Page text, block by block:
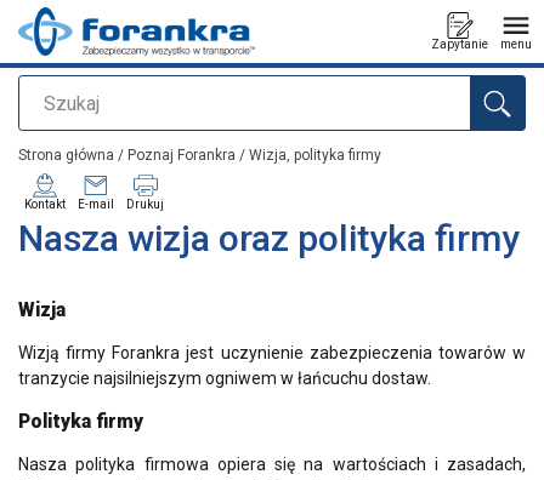
Szukaj
Zapytanie menu
Dodano do zapytania
Strona główna / Poznaj Forankra / Wizja, polityka firmy
Nasza wizja oraz polityka firmy
Kontakt E-mail Drukuj
Wizja
Wizją firmy Forankra jest uczynienie zabezpieczenia towarów w
tranzycie najsilniejszym ogniwem w łańcuchu dostaw.
Polityka firmy
Nasza polityka firmowa opiera się na wartościach i zasadach,